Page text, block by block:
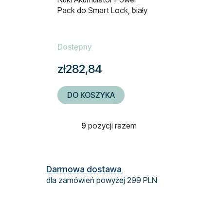
Pack do Smart Lock, biały
Dostępny
zł282,84
DO KOSZYKA
K
r
o
9 pozycji razem
Darmowa dostawa
dla zamówień powyżej 299 PLN